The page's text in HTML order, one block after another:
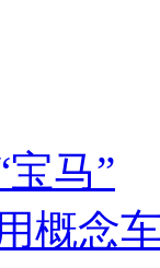
马”
概念